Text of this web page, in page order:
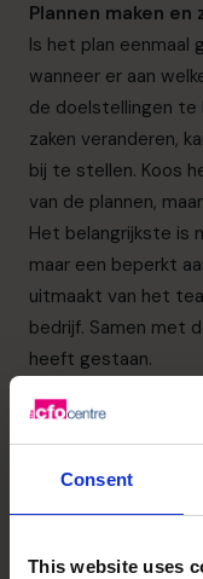
Consent
This website uses
Plannen maken
Is het plan eenmaal
wanneer er aan
de doelstellingen te
zaken veranderen,
bij te stellen. Koos
van de plannen,
Het belangrijkste is
maar een beperkt
uitmaakt van het
bedrijf. Samen met
heeft gestaan.
Zo krijg je het
waar je ze wilt
inzet.
Meer weten?